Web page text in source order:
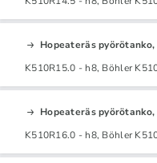
Hopeateräs
K510R15.0 - h8, Böhler
Hopeateräs
K510R16.0 - h8, Böhler